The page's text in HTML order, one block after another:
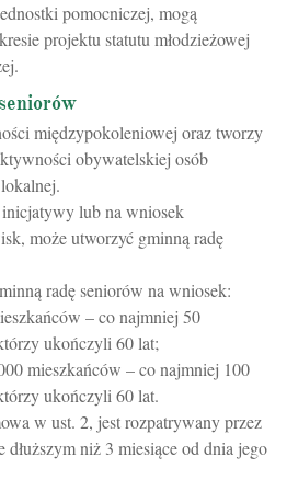
pomocniczej, mogą
projektu statutu młodzieżowej
międzypokoleniowej oraz tworzy
obywatelskiej osób
inicjatywy lub na wniosek
może utworzyć gminną radę
radę seniorów na wniosek:
– co najmniej 50
ukończyli 60 lat;
mieszkańców – co najmniej 100
ukończyli 60 lat.
w ust. 2, jest rozpatrywany przez
niż 3 miesiące od dnia jego